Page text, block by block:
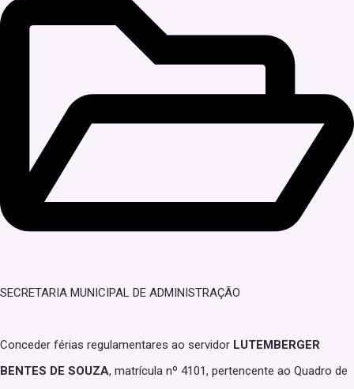
SECRETARIA MUNICIPAL DE ADMINISTRAÇÃO
Conceder férias regulamentares ao servidor LUTEMBERGER
BENTES DE SOUZA, matrícula nº 4101, pertencente ao Quadro de